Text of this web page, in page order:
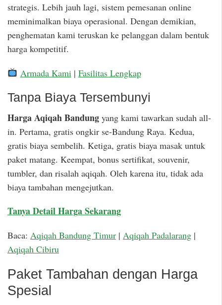
strategis. Lebih jauh lagi, sistem pemesanan online
meminimalkan biaya operasional. Dengan demikian,
penghematan kami teruskan ke pelanggan dalam bentuk
harga kompetitif.
Armada Kami | Fasilitas Lengkap
Tanpa Biaya Tersembunyi
Harga Aqiqah Bandung yang kami tawarkan sudah all-
in. Pertama, gratis ongkir se-Bandung Raya. Kedua,
gratis biaya sembelih. Ketiga, gratis biaya masak untuk
paket matang. Keempat, bonus sertifikat, souvenir,
tumbler, dan risalah aqiqah. Oleh karena itu, tidak ada
biaya tambahan mengejutkan.
Tanya Detail Harga Sekarang
Baca: Aqiqah Bandung Timur | Aqiqah Padalarang |
Aqiqah Cibiru
Paket Tambahan dengan Harga
Spesial